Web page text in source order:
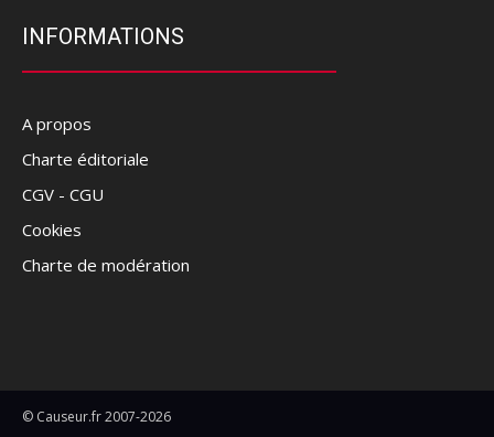
INFORMATIONS
A propos
Charte éditoriale
CGV - CGU
Cookies
Charte de modération
© Causeur.fr 2007-2026